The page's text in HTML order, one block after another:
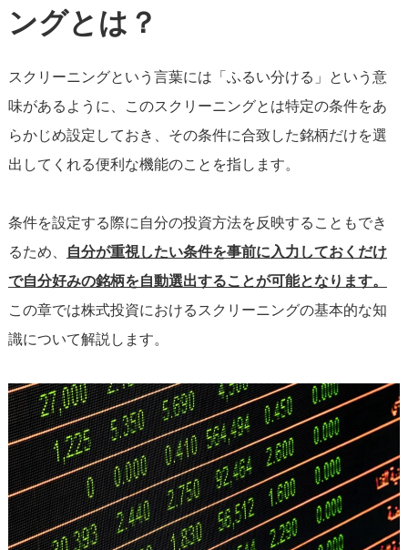
ングとは？
スクリーニングという言葉には「ふるい分ける」という意
味があるように、このスクリーニングとは特定の条件をあ
らかじめ設定しておき、その条件に合致した銘柄だけを選
出してくれる便利な機能のことを指します。
条件を設定する際に自分の投資方法を反映することもでき
るため、
自分が重視したい条件を事前に入力しておくだけ
で自分好みの銘柄を自動選出することが可能となります。
この章では株式投資におけるスクリーニングの基本的な知
識について解説します。